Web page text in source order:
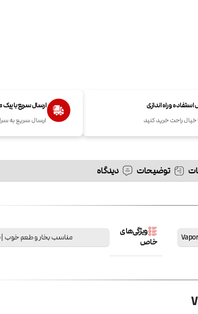
و راه اندازی
راحت خرید کنید
ارسال سریع با
ارسال سریع به
توضیحات دیدگاه
ویژگی‌های
خاص
مناسب بخار و طعم خوب |